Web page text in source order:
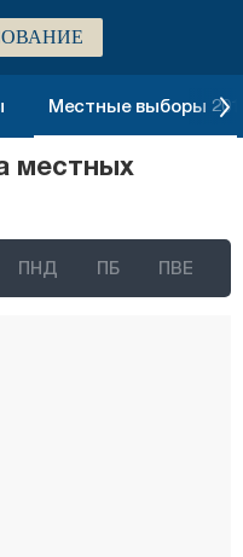
Местные выборы
местных
ПНД ПБ ПВЕ